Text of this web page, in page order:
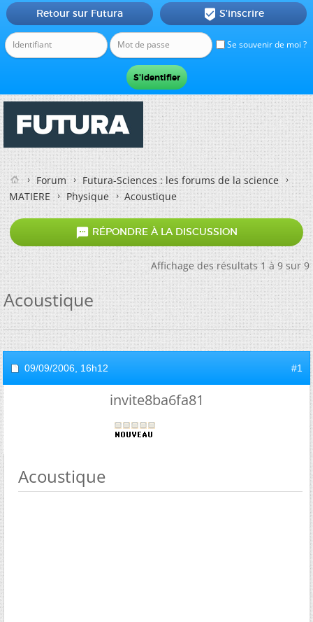
Se souvenir de moi ?
Retour sur Futura  S'inscrire
Forum
Futura-Sciences : les forums de la science
MATIERE
Physique Acoustique
 RÉPONDRE À LA DISCUSSION
Affichage des résultats 1 à 9 sur 9
Acoustique
09/09/2006, 16h12 #1
invite8ba6fa81
Acoustique